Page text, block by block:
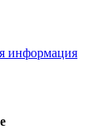
информация